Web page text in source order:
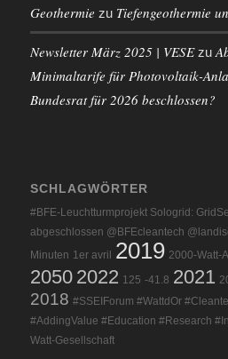
Geothermie zu Tiefengeothermie
Newsletter März 2025 | VESEzu
Minimaltarife für Photovoltaik-
Bundesrat für 2026 beschlossen?
SCHLAGWÖRTER
#BFE-Leuchtturmprojekt Sologrid:
abgeschlossen @BFEcleantech
Minuten 1er avril 2019 2000-Watt-
2050 2022 125 -41.8 2021
2018 #SSEIForum #WattdOr
#AddingValue #Education #Research
Watt-Gesellschaft